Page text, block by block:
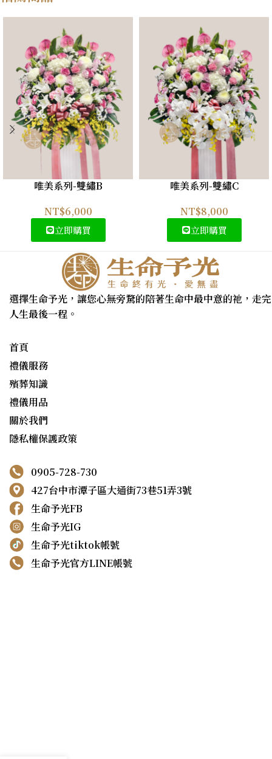
唯美系列-雙繡B
NT$6,000
立即購買
唯美系列-雙繡C
NT$8,000
立即購買
選擇生命予光，讓您心無旁騖的陪著生命中最中意的祂，走完
人生最後一程。
首頁
禮儀服務
殯葬知識
禮儀用品
關於我們
隱私權保護政策
0905-728-730
427台中市潭子區大通街73巷51弄3號
生命予光FB
生命予光IG
生命予光tiktok帳號
生命予光官方LINE帳號